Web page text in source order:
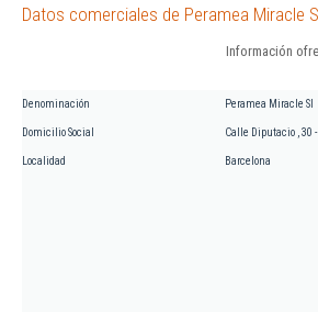
Datos comerciales de Peramea Miracle
Información
Denominación Peramea Miracle Sl
Domicilio Social Calle Diputacio , 30 -
Localidad Barcelona